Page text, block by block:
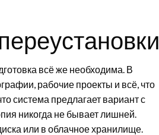
всё же необходима. В
рабочие проекты и всё, что
система предлагает вариант с
никогда не бывает лишней.
или в облачное хранилище.